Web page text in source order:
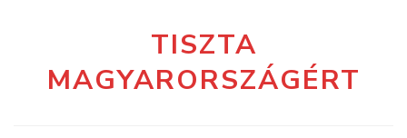
TISZTA
MAGYARORSZÁGÉRT